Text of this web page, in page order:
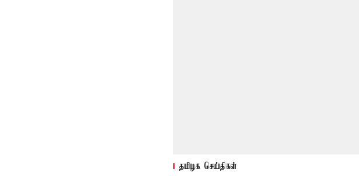
தமிழக செய்திகள்